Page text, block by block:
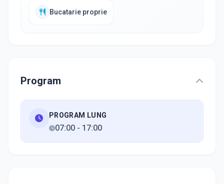
Bucatarie proprie
Program
PROGRAM LUNG
07:00 - 17:00